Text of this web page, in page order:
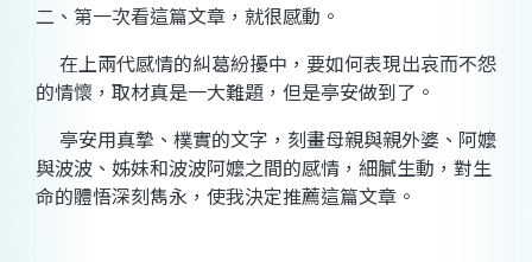
二、第一次看這篇文章，就很感動。
在上兩代感情的糾葛紛擾中，要如何表現出哀而不怨
的情懷，取材真是一大難題，但是亭安做到了。
亭安用真摯、樸實的文字，刻畫母親與親外婆、阿嬤
與波波、姊妹和波波阿嬤之間的感情，細膩生動，對生
命的體悟深刻雋永，使我決定推薦這篇文章。